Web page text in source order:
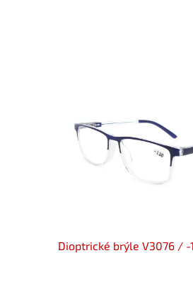
Dioptrické brýle V3076 /